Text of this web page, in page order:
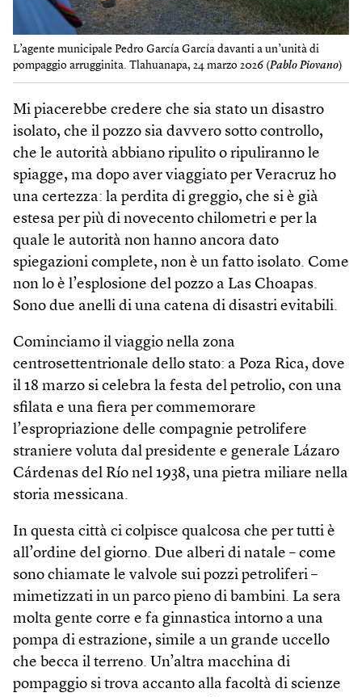
L’agente municipale Pedro García García davanti a un’unità di
pompaggio arrugginita. Tlahuanapa, 24 marzo 2026 (Pablo Piovano)
Mi piacerebbe credere che sia stato un disastro
isolato, che il pozzo sia davvero sotto controllo,
che le autorità abbiano ripulito o ripuliranno le
spiagge, ma dopo aver viaggiato per Veracruz ho
una certezza: la perdita di greggio, che si è già
estesa per più di novecento chilometri e per la
quale le autorità non hanno ancora dato
spiegazioni complete, non è un fatto isolato. Come
non lo è l’esplosione del pozzo a Las Choapas.
Sono due anelli di una catena di disastri evitabili.
Cominciamo il viaggio nella zona
centrosettentrionale dello stato: a Poza Rica, dove
il 18 marzo si celebra la festa del petrolio, con una
sfilata e una fiera per commemorare
l’espropriazione delle compagnie petrolifere
straniere voluta dal presidente e generale Lázaro
Cárde­nas del Río nel 1938, una pietra miliare nella
storia messicana.
In questa città ci colpisce qualcosa che per tutti è
all’ordine del giorno. Due alberi di natale – come
sono chiamate le valvole sui pozzi petroliferi –
mimetizzati in un parco pieno di bambini. La sera
molta gente corre e fa ginnastica intorno a una
pompa di estrazione, simile a un grande uccello
che becca il terreno. Un’altra macchina di
pompaggio si trova accanto alla facoltà di scienze